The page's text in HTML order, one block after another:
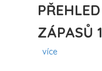
ZÁPASŮ
více